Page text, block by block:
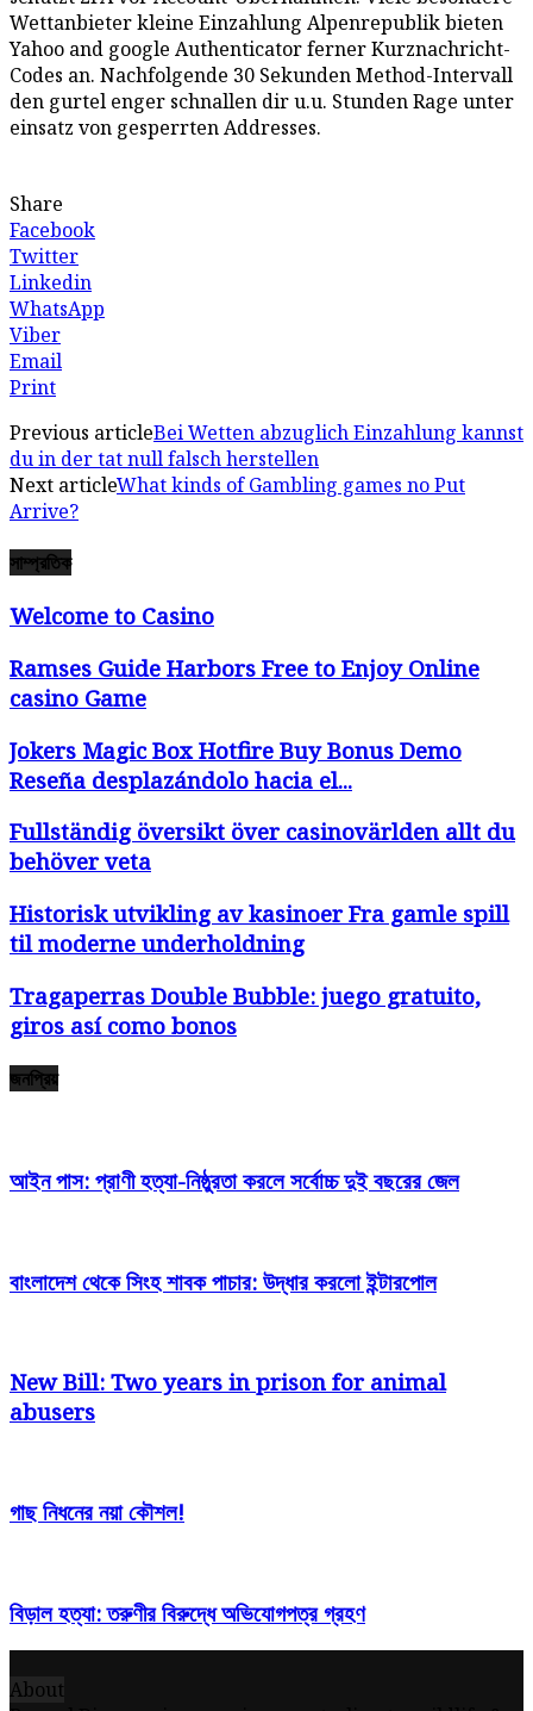
Wettanbieter kleine Einzahlung Alpenrepublik bieten
Yahoo and google Authenticator ferner Kurznachricht-
Codes an. Nachfolgende 30 Sekunden Method-Intervall
den gurtel enger schnallen dir u.u. Stunden Rage unter
einsatz von gesperrten Addresses.
Share
Facebook
Twitter
Linkedin
WhatsApp
Viber
Email
Print
Previous articleBei Wetten abzuglich Einzahlung kannst
du in der tat null falsch herstellen
Next articleWhat kinds of Gambling games no Put
Arrive?
সাম্প্রতিক
Welcome to Casino
Ramses Guide Harbors Free to Enjoy Online
casino Game
Jokers Magic Box Hotfire Buy Bonus Demo
Reseña desplazándolo hacia el...
Fullständig översikt över casinovärlden allt du
behöver veta
Historisk utvikling av kasinoer Fra gamle spill
til moderne underholdning
Tragaperras Double Bubble: juego gratuito,
giros así­ como bonos
জনপ্রিয়
আইন পাস: প্রাণী হত্যা-নিষ্ঠুরতা করলে সর্বোচ্চ দুই বছরের জেল
বাংলাদেশ থেকে সিংহ শাবক পাচার: উদ্ধার করলো ইন্টারপোল
New Bill: Two years in prison for animal
abusers
গাছ নিধনের নয়া কৌশল!
বিড়াল হত্যা: তরুণীর বিরুদ্ধে অভিযোগপত্র গ্রহণ
About